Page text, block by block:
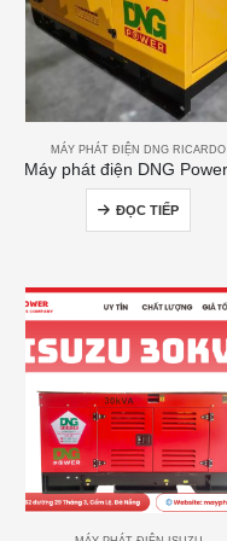
MÁY PHÁT ĐIỆN DNG RICARDO
ĐỌC TIẾP